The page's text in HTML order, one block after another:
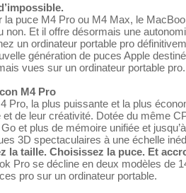
la puce M4 Pro ou M4 Max, le
non. Et il offre désormais une
un ordinateur portable pro
génération de puces Apple
vues sur un ordinateur portable pro.
M4 Pro
Pro, la plus puissante et la plus
et de leur créativité. Dotée du même
Go et plus de mémoire unifiée et
3D spectaculaires à une échelle
la taille. Choisissez la puce. Et
Pro se décline en deux modèles de
pro sur un ordinateur portable.